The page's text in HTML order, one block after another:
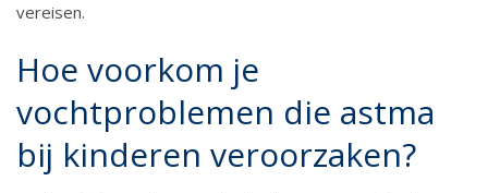
vereisen.
Hoe voorkom je
vochtproblemen die astma
bij kinderen veroorzaken?